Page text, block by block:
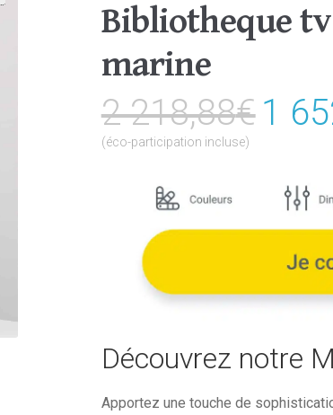
Bibliotheque
marine
2 218,88€Le
initial
1
(éco-participation incluse)
Découvrez notre
Apportez une touche de